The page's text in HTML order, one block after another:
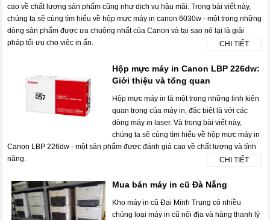
cao về chất lượng sản phẩm cũng như dịch vụ hậu mãi. Trong bài viết này,
chúng ta sẽ cùng tìm hiểu về hộp mực máy in canon 6030w - một trong những
dòng sản phẩm được ưa chuộng nhất của Canon và tại sao nó lại là giải
pháp tối ưu cho việc in ấn.
CHI TIẾT
Hộp mực máy in Canon LBP 226dw:
Giới thiệu và tổng quan
Hộp mực máy in là một trong những linh kiện
quan trọng của máy in, đặc biệt là với các
dòng máy in laser. Và trong bài viết này,
chúng ta sẽ cùng tìm hiểu về hộp mực máy in
Canon LBP 226dw - một sản phẩm được đánh giá cao về chất lượng và tính
năng.
CHI TIẾT
Mua bán máy in cũ Đà Nẵng
Kho máy in cũ Đại Minh Trung có nhiều
chủng loại máy in cũ nội địa và hàng thanh lý